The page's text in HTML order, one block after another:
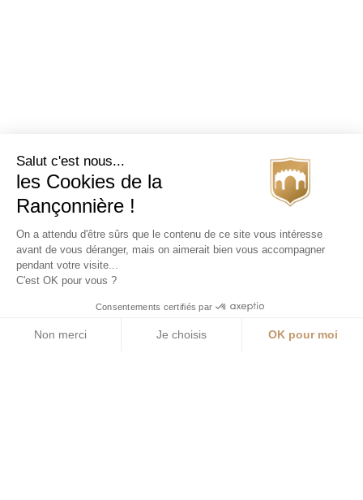
Salut c'est nous...
les Cookies de la
Rançonnière !
On a attendu d'être sûrs que le contenu de ce site vous intéresse
avant de vous déranger, mais on aimerait bien vous accompagner
pendant votre visite...
C'est OK pour vous ?
Consentements certifiés par
Non merci Je choisis OK pour moi